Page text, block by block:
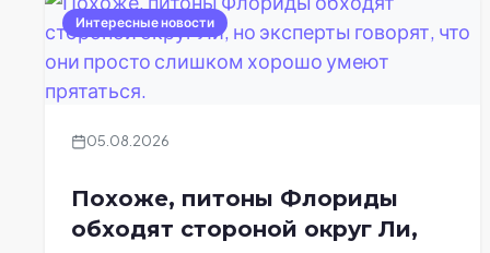
Интересные новости
05.08.2026
Похоже, питоны Флориды
обходят стороной округ Ли,